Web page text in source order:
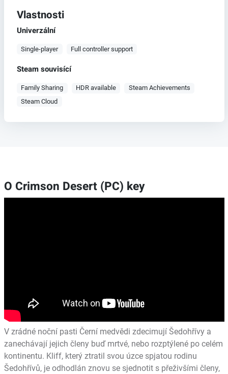
Vlastnosti
Univerzální
Single-player Full controller support
Steam souvisící
Family Sharing HDR available
Steam Achievements
Steam Cloud
O Crimson Desert (PC) key
V zrádné noční pasti Černí medvědi zdecimují Šedohřívy a
zanechávají jejich členy buď mrtvé, nebo rozptýlené po celém
kontinentu. Kliff, který ztratil svou úzce spjatou rodinu
Šedohřívů, je odhodlán znovu se sjednotit s přeživšími členy,